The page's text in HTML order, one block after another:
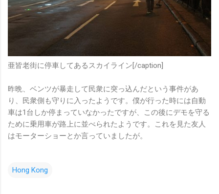
亜皆老街に停車してあるスカイライン[/caption]
昨晩、ベンツが暴走して民衆に突っ込んだという事件があ
り、民衆側も守りに入ったようです。僕が行った時には自動
車は1台しか停まっていなかったですが、この後にデモを守る
ために乗用車が路上に並べられたようです。これを見た友人
はモーターショーとか言っていましたが。
Hong Kong